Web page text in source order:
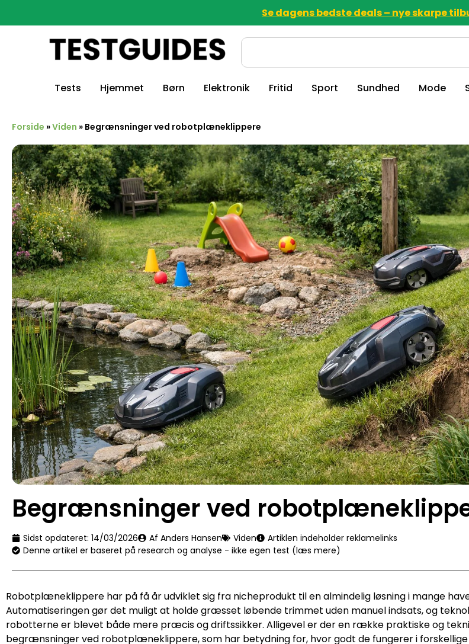
Se dagens bedste deals – nye skarpe
Tests Hjemmet Børn Elektronik Fritid Sport Sundhed Mode
Forside »Viden » Begrænsninger ved robotplæneklippere
Begrænsninger ved
Sidst opdateret: 14/03/2026 Af Anders Hansen Viden
Artiklen indeholder reklamelinks
Denne artikel er baseret på research og analyse - ikke egen test (læs mere)
Robotplæneklippere har på få år udviklet sig fra nicheprodukt til en almindelig løsning i mange
Automatiseringen gør det muligt at holde græsset løbende trimmet uden manuel indsats, og
robotterne er blevet både mere præcis og driftssikker. Alligevel er der en række praktiske og
begrænsninger ved robotplæneklippere, som har betydning for, hvor godt de fungerer i forskellige